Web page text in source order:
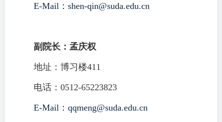
E-Mail： shen-qin@suda.edu.cn
副院长： 孟庆权
地址： 博习楼411
电话：0512-65223823
E-Mail： qqmeng@suda.edu.cn